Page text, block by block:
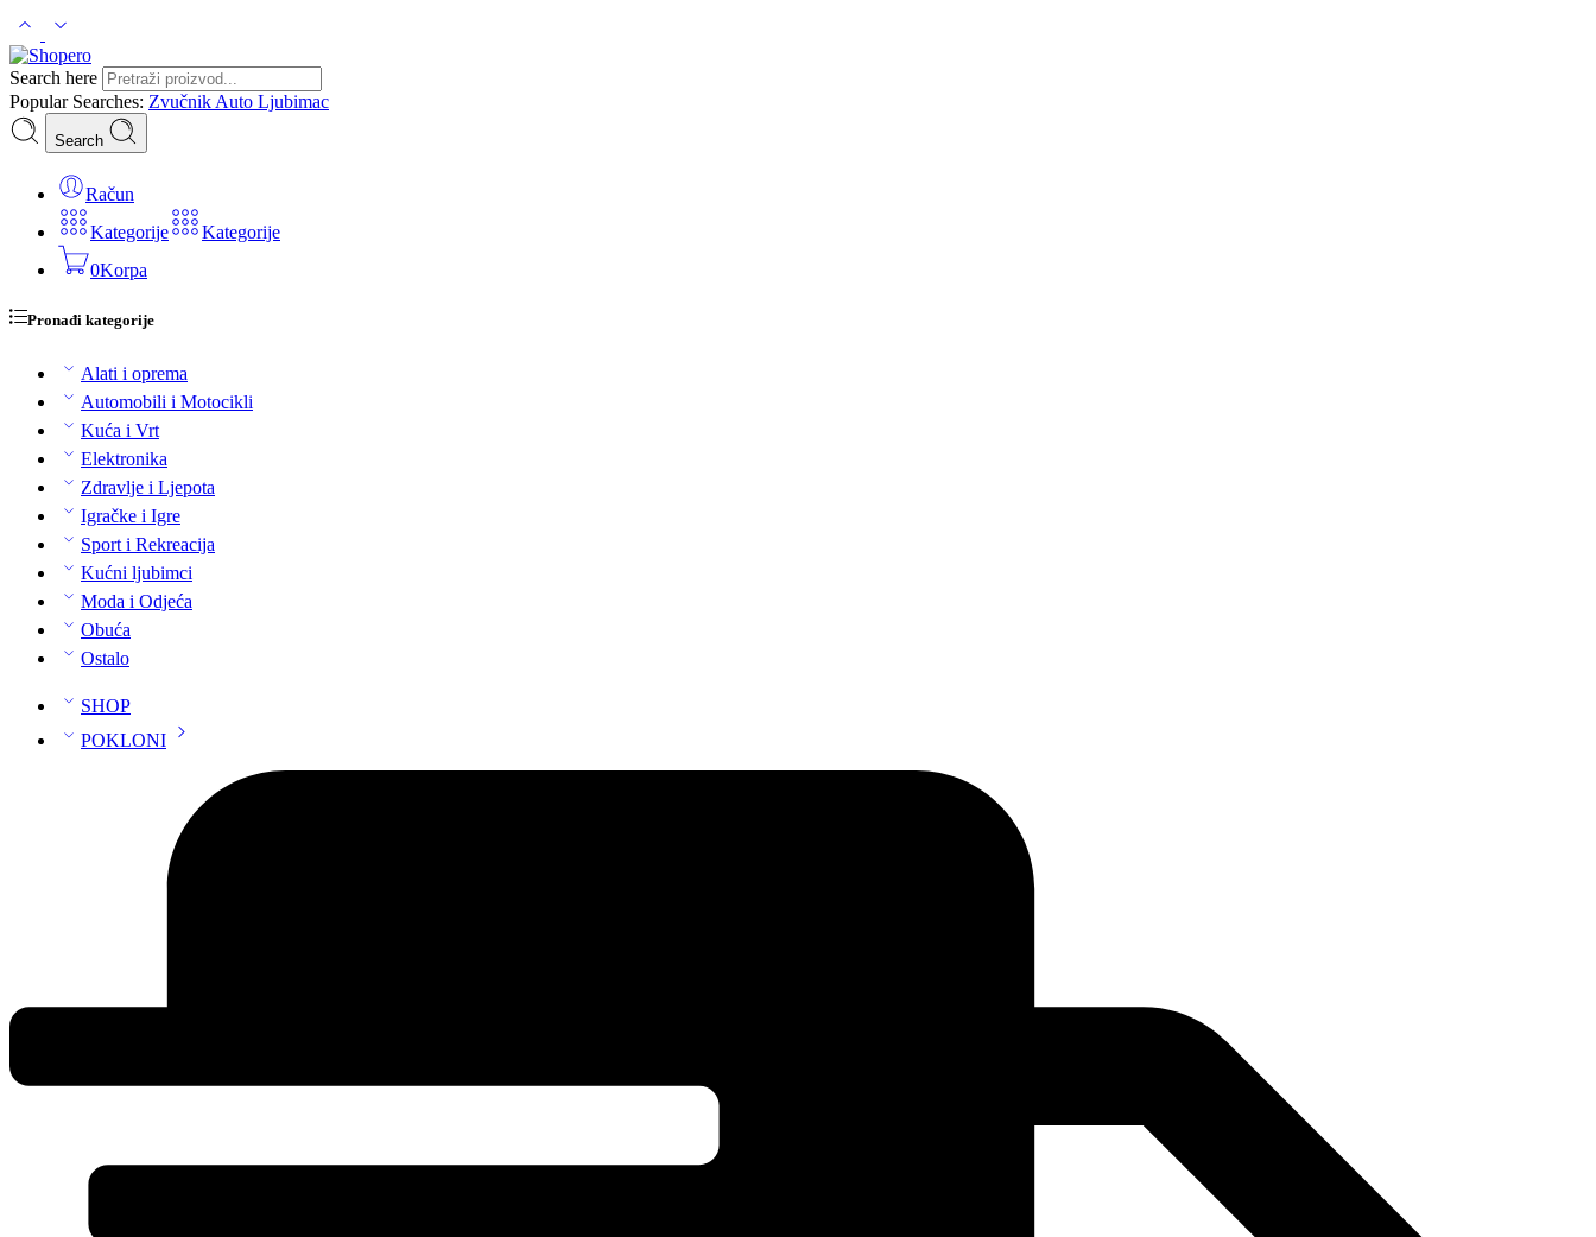
Search here
Popular Searches: Zvučnik Auto Ljubimac
Search
Račun
Kategorije
Kategorije
0Korpa
Pronađi kategorije
Alati i oprema
Automobili i Motocikli
Kuća i Vrt
Elektronika
Zdravlje i Ljepota
Igračke i Igre
Sport i Rekreacija
Kućni ljubimci
Moda i Odjeća
Obuća
Ostalo
SHOP
POKLONI